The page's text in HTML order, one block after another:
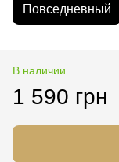
Повседневный
В наличии
1 590 грн